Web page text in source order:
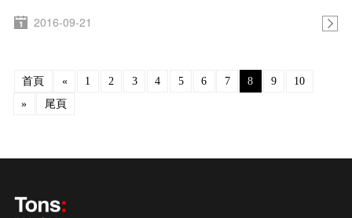
2016-09-21
首頁 « 1 2 3 4 5 6 7 8 9
10
»
尾頁